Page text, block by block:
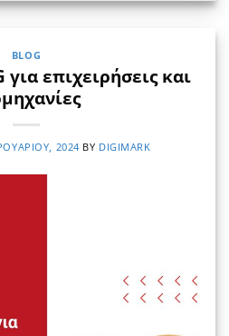
BLOG
επιχειρήσεις και
2024 BY DIGIMARK